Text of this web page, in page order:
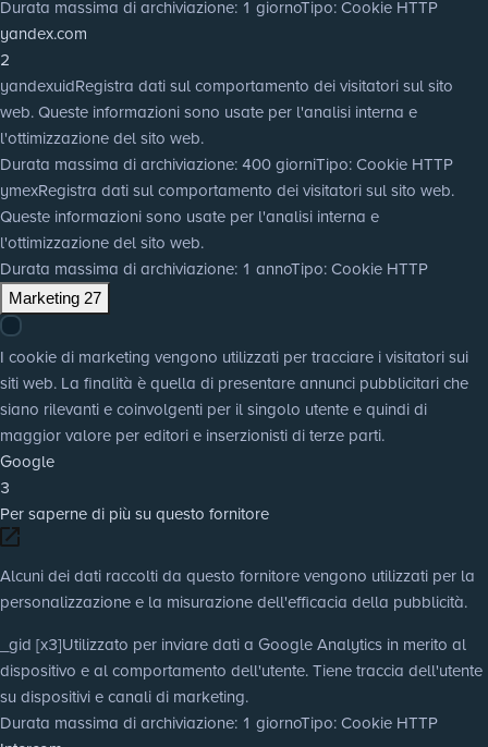
Durata massima di archiviazione: 1 giornoTipo: Cookie HTTP
yandex.com
2
yandexuidRegistra dati sul comportamento dei visitatori sul sito
web. Queste informazioni sono usate per l'analisi interna e
l'ottimizzazione del sito web.
Durata massima di archiviazione: 400 giorniTipo: Cookie HTTP
ymexRegistra dati sul comportamento dei visitatori sul sito web.
Queste informazioni sono usate per l'analisi interna e
l'ottimizzazione del sito web.
Durata massima di archiviazione: 1 annoTipo: Cookie HTTP
Marketing 27
I cookie di marketing vengono utilizzati per tracciare i visitatori sui
siti web. La finalità è quella di presentare annunci pubblicitari che
siano rilevanti e coinvolgenti per il singolo utente e quindi di
maggior valore per editori e inserzionisti di terze parti.
Google
3
Per saperne di più su questo fornitore
Alcuni dei dati raccolti da questo fornitore vengono utilizzati per la
personalizzazione e la misurazione dell'efficacia della pubblicità.
_gid [x3]Utilizzato per inviare dati a Google Analytics in merito al
dispositivo e al comportamento dell'utente. Tiene traccia dell'utente
su dispositivi e canali di marketing.
Durata massima di archiviazione: 1 giornoTipo: Cookie HTTP